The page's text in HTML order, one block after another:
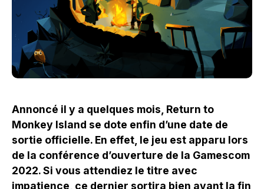
Annoncé il y a quelques mois, Return to
Monkey Island se dote enfin d’une date de
sortie officielle. En effet, le jeu est apparu lors
de la conférence d’ouverture de la Gamescom
2022. Si vous attendiez le titre avec
impatience, ce dernier sortira bien avant la fin